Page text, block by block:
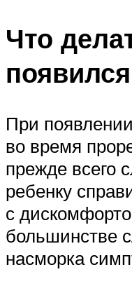
Что
При
во время
прежде всего
ребенку
с
большинстве
насморка